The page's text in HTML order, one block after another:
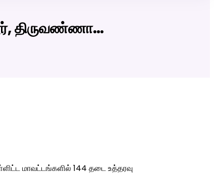
திருவண்ணா…
மாவட்டங்களில் 144 தடை உத்தரவு